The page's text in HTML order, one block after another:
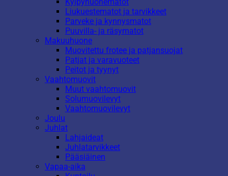
Liukuestematot ja tarvikkeet
Parveke ja kynnysmatot
Puuvilla- ja räsymatot
Makuuhuone
Muovitettu frotee ja patjansuojat
Patjat ja varavuoteet
Peitot ja tyynyt
Vaahtomuovit
Muut vaahtomuovit
Solumuovilevyt
Vaahtomuovilevyt
Joulu
Juhlat
Lahjaideat
Juhlatarvikkeet
Pääsiäinen
Vapaa-aika